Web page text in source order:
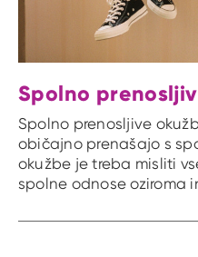
Spolno
Spolno prenosljive
običajno prenašajo s
okužbe je treba misliti
spolne odnose oziroma